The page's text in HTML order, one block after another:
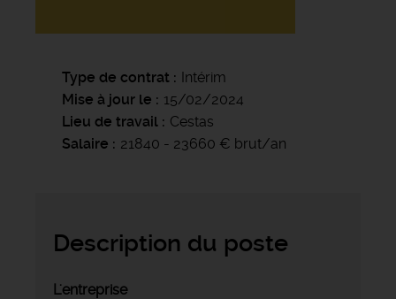
Type de contrat
Intérim
Mise à jour le
15/02/2024
Lieu de travail
Cestas
Salaire
21840 - 23660 € brut/an
Description du poste
L'entreprise